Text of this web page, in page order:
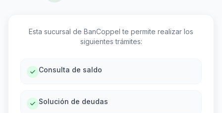
Esta sucursal de BanCoppel te permite realizar los
siguientes trámites:
Consulta de saldo
Solución de deudas